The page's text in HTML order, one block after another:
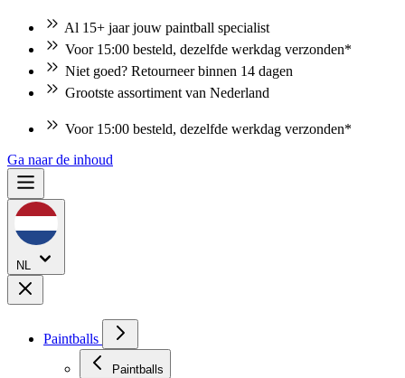
Al 15+ jaar jouw paintball specialist
Voor 15:00 besteld, dezelfde werkdag verzonden*
Niet goed? Retourneer binnen 14 dagen
Grootste assortiment van Nederland
Voor 15:00 besteld, dezelfde werkdag verzonden*
Ga naar de inhoud
NL
Paintballs
Paintballs